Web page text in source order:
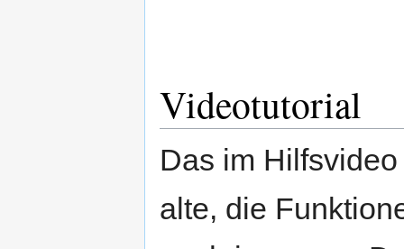
Videotutorial
Das im
alte, die